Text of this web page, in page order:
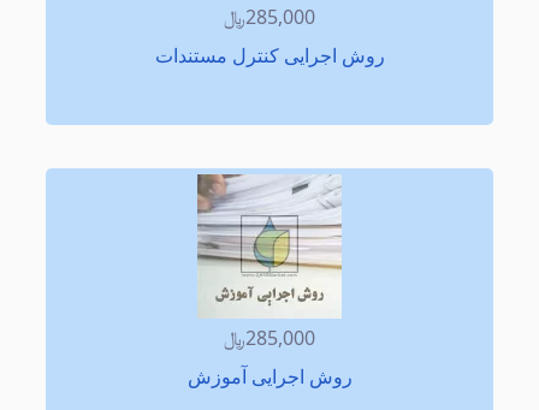
285,000﷼
روش اجرایی کنترل مستندات
285,000﷼
روش اجرایی آموزش